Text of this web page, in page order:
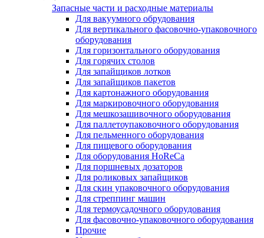
Запасные части и расходные материалы
Для вакуумного обрудования
Для вертикального фасовочно-упаковочного
оборудования
Для горизонтального оборудования
Для горячих столов
Для запайщиков лотков
Для запайщиков пакетов
Для картонажного оборудования
Для маркировочного оборудования
Для мешкозашивочного оборудования
Для паллетоупаковочного оборудования
Для пельменного оборудования
Для пищевого оборудования
Для оборудования HoReCa
Для поршневых дозаторов
Для роликовых запайщиков
Для скин упаковочного оборудования
Для стреппинг машин
Для термоусадочного оборудования
Для фасовочно-упаковочного оборудования
Прочие